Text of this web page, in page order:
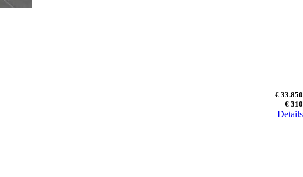
€ 33.850
€ 310
Details